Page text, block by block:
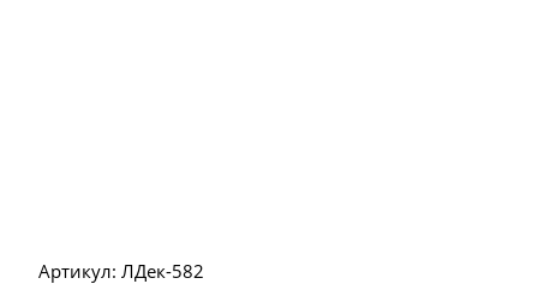
Артикул: ЛДек-582